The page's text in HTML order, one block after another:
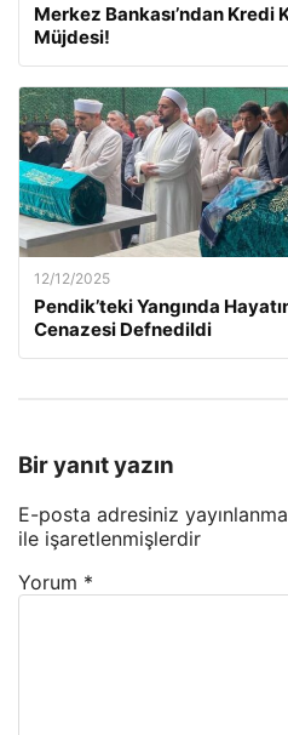
Merkez Bankası’ndan Kredi
Müjdesi!
12/12/2025
Pendik’teki Yangında
Cenazesi Defnedildi
Bir yanıt yazın
E-posta adresiniz
ile işaretlenmişlerdir
Yorum *